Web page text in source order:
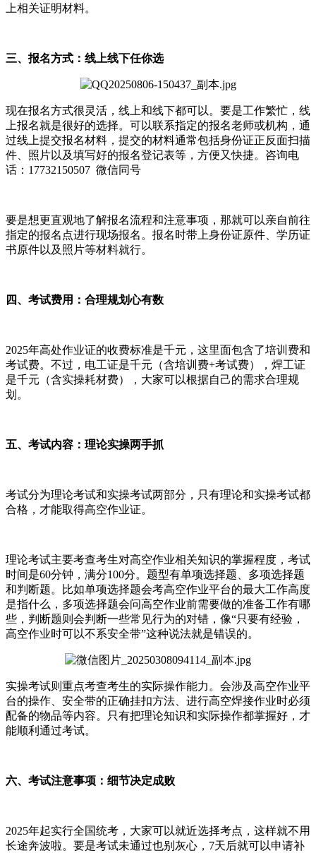
上相关证明材料。
三、报名方式：线上线下任你选
现在报名方式很灵活，线上和线下都可以。要是工作繁忙，线
上报名就是很好的选择。可以联系指定的报名老师或机构，通
过线上提交报名材料，提交的材料通常包括身份证正反面扫描
件、照片以及填写好的报名登记表等，方便又快捷。咨询电
话：17732150507 微信同号
要是想更直观地了解报名流程和注意事项，那就可以亲自前往
指定的报名点进行现场报名。报名时带上身份证原件、学历证
书原件以及照片等材料就行。
四、考试费用：合理规划心有数
2025年高处作业证的收费标准是千元，这里面包含了培训费和
考试费。不过，电工证是千元（含培训费+考试费），焊工证
是千元（含实操耗材费），大家可以根据自己的需求合理规
划。
五、考试内容：理论实操两手抓
考试分为理论考试和实操考试两部分，只有理论和实操考试都
合格，才能取得高空作业证。
理论考试主要考查考生对高空作业相关知识的掌握程度，考试
时间是60分钟，满分100分。题型有单项选择题、多项选择题
和判断题。比如单项选择题会考高空作业平台的最大工作高度
是指什么，多项选择题会问高空作业前需要做的准备工作有哪
些，判断题则会判断一些常见行为的对错，像“只要有经验，
高空作业时可以不系安全带”这种说法就是错误的。
实操考试则重点考查考生的实际操作能力。会涉及高空作业平
台的操作、安全带的正确挂扣方法、进行高空焊接作业时必须
配备的物品等内容。只有把理论知识和实际操作都掌握好，才
能顺利通过考试。
六、考试注意事项：细节决定成败
2025年起实行全国统考，大家可以就近选择考点，这样就不用
长途奔波啦。要是考试未通过也别灰心，7天后就可以申请补